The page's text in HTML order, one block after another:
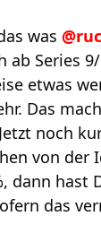
was
ab Series
etwas
Das
noch
von der
dann hast
das